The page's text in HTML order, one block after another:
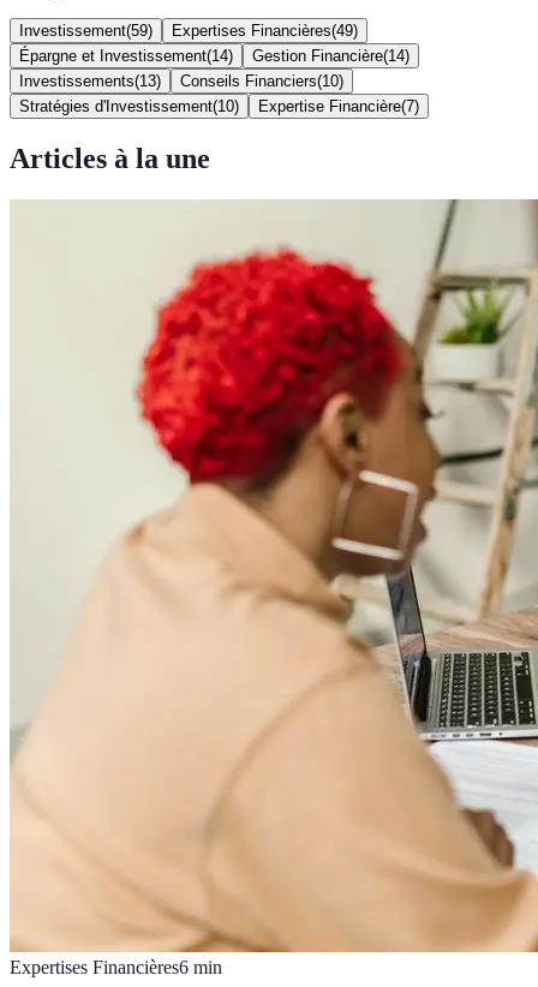
Investissement(59) Expertises Financières(49)
Épargne et Investissement(14) Gestion Financière(14)
Investissements(13) Conseils Financiers(10)
Stratégies d'Investissement(10) Expertise Financière(7)
Articles à la une
Expertises Financières6 min